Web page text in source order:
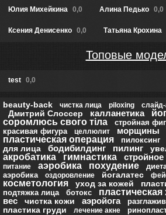
Юлия Михейкина 0,0 Алина Педько 0,0
Ксения Денисенко 0,0 Татьяна Крохина
Топовые
test 0,0
beauty-back чистка лица piloxing
Дмитрий Слоссер калланетика
соромлюсь свого тіла
стройная
красивая фигура
целлюлит морщины
пластическая операция
пилоксинг
для лица
бодибилдинг пилинг
акробатика гимнастика стройное
питание
аэробика похудение
аэробика
оздоровление йогалатес
косметология уход за кожей
подтяжка лица ботокс пластическая
вес
чистка кожи аэройога
пластика груди лечение акне